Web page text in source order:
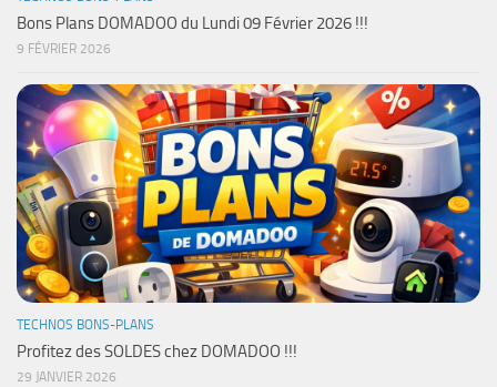
Bons Plans DOMADOO du Lundi 09 Février 2026 !!!
9 FÉVRIER 2026
TECHNOS BONS-PLANS
Profitez des SOLDES chez DOMADOO !!!
29 JANVIER 2026